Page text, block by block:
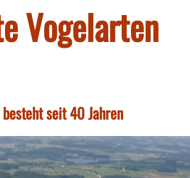
Vogelarten
seit 40 Jahren